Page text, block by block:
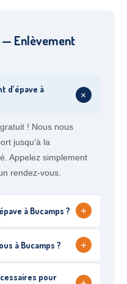
— Enlèvement
d’épave à
+
! Nous nous
jusqu’à la
Appelez simplement
rendez-vous.
à Bucamps ? +
à Bucamps ? +
pour